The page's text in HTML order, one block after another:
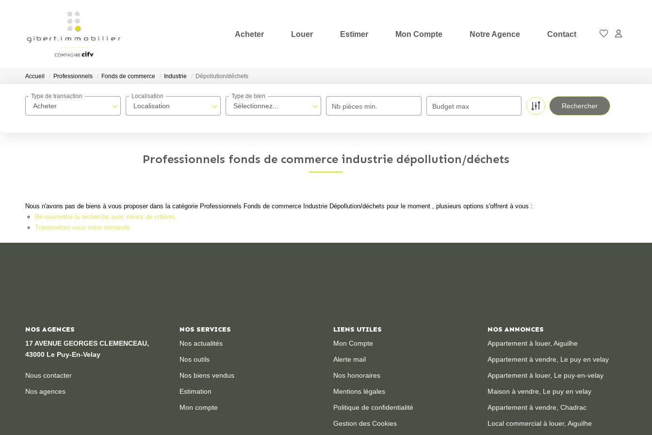
Acheter Louer Estimer Mon Compte Notre Agence Contact
Accueil Professionnels Fonds de commerce Industrie Dépollution/déchets
Acheter
Type de transaction
Localisation
Localisation
Sélectionnez...
Type de bien
Nb pièces min. Budget max
Professionnels fonds de commerce industrie dépollution/déchets
Nous n'avons pas de biens à vous proposer dans la catégorie Professionnels Fonds de commerce Industrie Dépollution/déchets pour le moment , plusieurs options s'offrent à vous :
Re-soumettre la recherche avec moins de critères.
Transmettez-nous votre demande
NOS AGENCES
17 AVENUE GEORGES CLEMENCEAU,
43000 Le Puy-En-Velay
Nous contacter
Nos agences
NOS SERVICES
Nos actualités
Nos outils
Nos biens vendus
Estimation
Mon compte
LIENS UTILES
Mon Compte
Alerte mail
Nos honoraires
Mentions légales
Politique de confidentialité
Gestion des Cookies
NOS ANNONCES
Appartement à louer, Aiguilhe
Appartement à vendre, Le puy en velay
Appartement à louer, Le puy-en-velay
Maison à vendre, Le puy en velay
Appartement à vendre, Chadrac
Local commercial à louer, Aiguilhe